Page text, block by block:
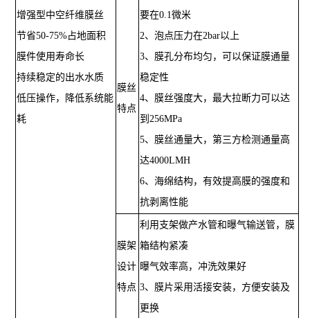
增强型中空纤维膜丝
节省50-75%占地面积
膜件使用寿命长
持续稳定的出水水质
低压操作，降低系统能
耗
膜丝
特点
要在0.1微米
2、泡点压力在2bar以上
3、膜孔分布均匀，可以保证膜通量
稳定性
4、膜丝强度大，最大拉断力可以达
到256MPa
5、膜丝通量大，第三方检测通量高
达4000LMH
6、海绵结构，有效提高膜的强度和
抗剥离性能
膜架
设计
特点
利用支架做产水管和曝气输送管，膜
箱结构紧凑
曝气效率高，冲洗效果好
3、膜片采用活接安装，方便安装及
更换